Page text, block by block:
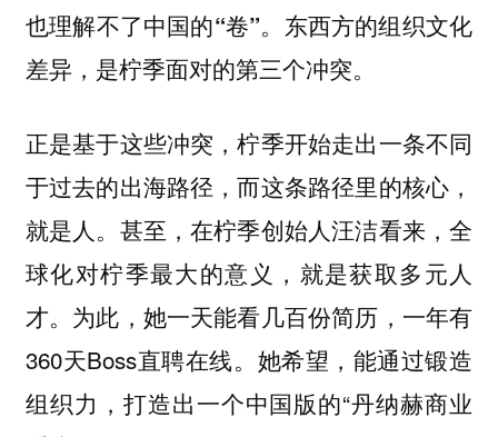
也理解不了中国的“卷”。东西方的组织文化
差异，是柠季面对的第三个冲突。
正是基于这些冲突，柠季开始走出一条不同
于过去的出海路径，而这条路径里的核心，
就是人。甚至，在柠季创始人汪洁看来，全
球化对柠季最大的意义，就是获取多元人
才。为此，她一天能看几百份简历，一年有
360天Boss直聘在线。她希望，能通过锻造
组织力，打造出一个中国版的“丹纳赫商业